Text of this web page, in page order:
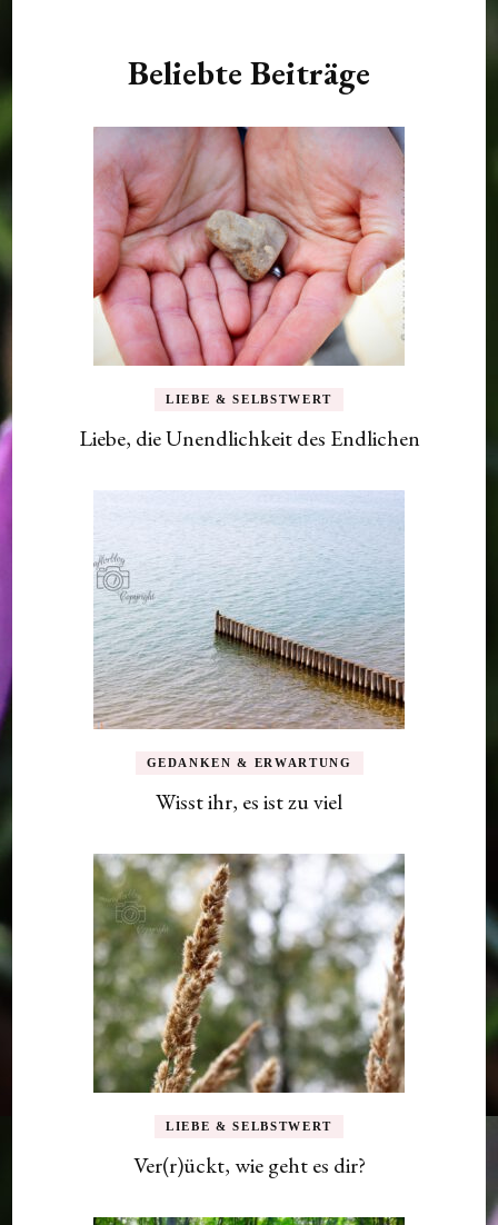
Beliebte Beiträge
LIEBE & SELBSTWERT
Liebe, die Unendlichkeit des Endlichen
GEDANKEN & ERWARTUNG
Wisst ihr, es ist zu viel
LIEBE & SELBSTWERT
Ver(r)ückt, wie geht es dir?